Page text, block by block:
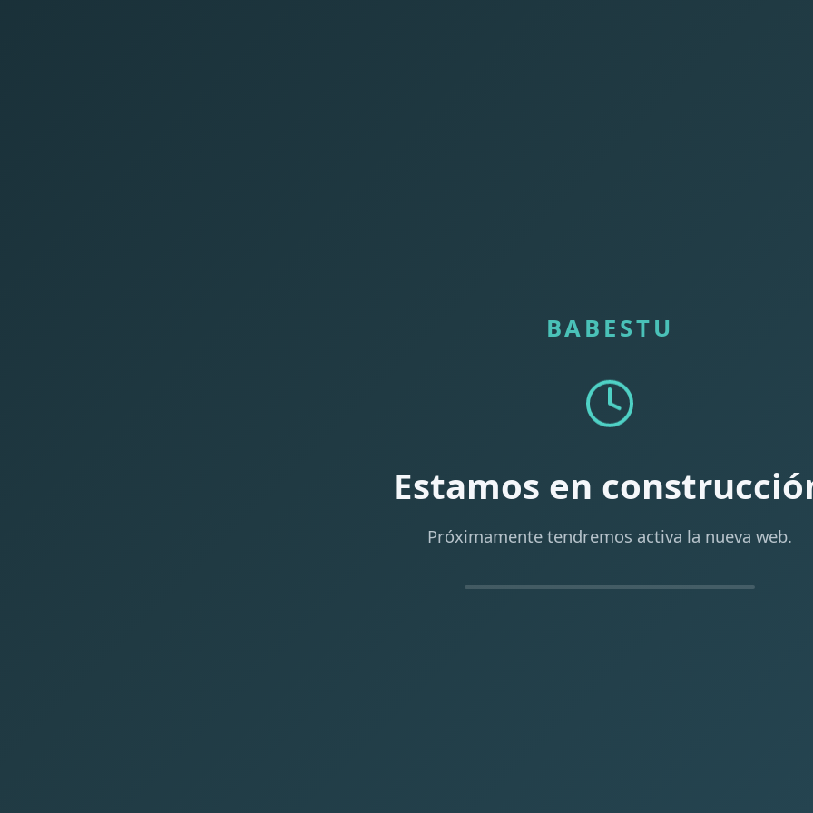
BABESTU
Estamos en
Próximamente tendremos activa la nueva web.